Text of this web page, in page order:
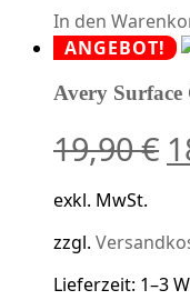
In den
ANGEBOT!
Avery Surface
19,90€
exkl. MwSt.
zzgl.
Lieferzeit: 1–3